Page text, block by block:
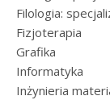
Filologia:
Fizjoterapia
Grafika
Informatyka
Inżynieria